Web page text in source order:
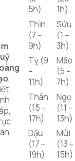
,
5h)
Thìn
(7 –
9h)
Tỵ (9
–
11h)
Thân
(15 –
17h)
Dậu
(17 –
19h)
1h)
Sửu
(1 –
3h)
Mão
(5 –
7h)
Ngọ
(11 –
13h)
Mùi
(13 –
15h)